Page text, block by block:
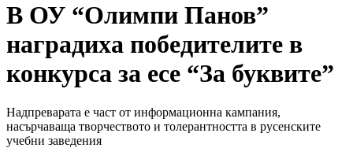
В ОУ “Олимпи Панов”
наградиха победителите в
конкурса за есе “За буквите”
Надпреварата е част от информационна кампания,
насърчаваща творчеството и толерантността в русенските
учебни заведения